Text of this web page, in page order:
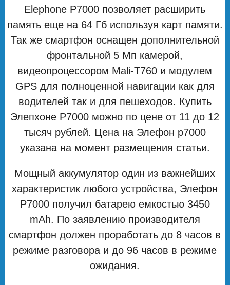
Elephone P7000 позволяет расширить
память еще на 64 Гб используя карт памяти.
Так же смартфон оснащен дополнительной
фронтальной 5 Мп камерой,
видеопроцессором Mali-T760 и модулем
GPS для полноценной навигации как для
водителей так и для пешеходов. Купить
Элепхоне Р7000 можно по цене от 11 до 12
тысяч рублей. Цена на Элефон р7000
указана на момент размещения статьи.
Мощный аккумулятор один из важнейших
характеристик любого устройства, Элефон
P7000 получил батарею емкостью 3450
mAh. По заявлению производителя
смартфон должен проработать до 8 часов в
режиме разговора и до 96 часов в режиме
ожидания.